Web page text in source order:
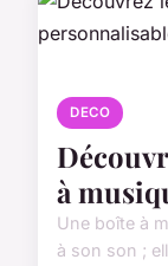
DECO
à
Une boîte à
à son son ;